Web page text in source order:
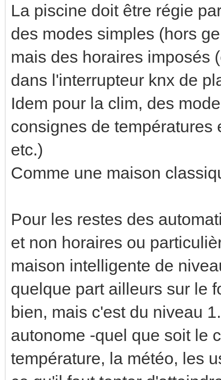
La piscine doit être régie
des modes simples (hors
mais des horaires imposés
dans l'interrupteur knx de
Idem pour la clim, des
consignes de températures
etc.)
Comme une maison
Pour les restes des
et non horaires ou
maison intelligente de
quelque part ailleurs sur le
bien, mais c'est du niveau
autonome -quel que soit le
température, la météo, les